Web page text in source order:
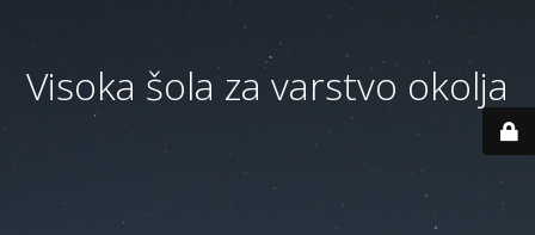
Visoka šola za varstvo okolja